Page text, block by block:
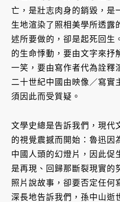
亡，是壯志肉身的銷毀，是
生地渲染了照相美學所透露
述所要做的，卻是起死回生
的生命悸動，要由文字來抒
一笑，要由寫作者代為詮釋
二十世紀中國由映像／寫實
須因此而受質疑。
文學史總是告訴我們，現代
的視覺震撼而開始：魯迅因
中國人頭的幻燈片，因此促
是再現、回歸那斷裂現實的
照片說故事，卻要否定任何
深長地告訴我們，孫中山逝